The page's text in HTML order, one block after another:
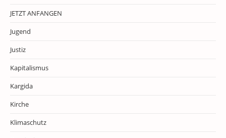
JETZT ANFANGEN
Jugend
Justiz
Kapitalismus
Kargida
Kirche
Klimaschutz